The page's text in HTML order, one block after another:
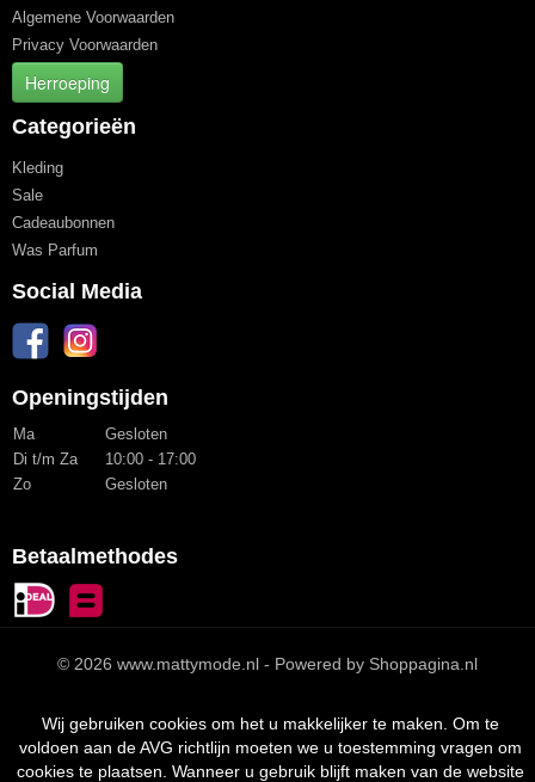
Algemene Voorwaarden
Privacy Voorwaarden
Herroeping
Categorieën
Kleding
Sale
Cadeaubonnen
Was Parfum
Social Media
Openingstijden
Ma
Gesloten
Di t/m Za
10:00 - 17:00
Zo
Gesloten
Betaalmethodes
© 2026 www.mattymode.nl - Powered by Shoppagina.nl
Wij gebruiken cookies om het u makkelijker te maken. Om te
voldoen aan de AVG richtlijn moeten we u toestemming vragen om
cookies te plaatsen. Wanneer u gebruik blijft maken van de website